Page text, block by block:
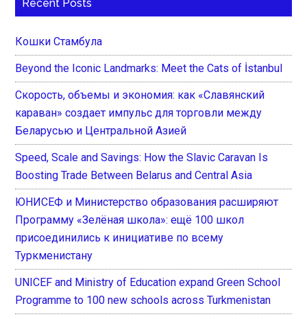
Recent Posts
Кошки Стамбула
Beyond the Iconic Landmarks: Meet the Cats of İstanbul
Скорость, объемы и экономия: как «Славянский
караван» создает импульс для торговли между
Беларусью и Центральной Азией
Speed, Scale and Savings: How the Slavic Caravan Is
Boosting Trade Between Belarus and Central Asia
ЮНИСЕФ и Министерство образования расширяют
Программу «Зелёная школа»: ещё 100 школ
присоединились к инициативе по всему
Туркменистану
UNICEF and Ministry of Education expand Green School
Programme to 100 new schools across Turkmenistan